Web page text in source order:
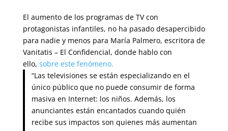
El aumento de los programas de TV con
protagonistas infantiles, no ha pasado desapercibido
para nadie y menos para María Palmero, escritora de
Vanitatis – El Confidencial, donde hablo con
ello, sobre este fenómeno.
“Las televisiones se están especializando en el
único público que no puede consumir de forma
masiva en Internet: los niños. Además, los
anunciantes están encantados cuando quién
recibe sus impactos son quienes más aumentan